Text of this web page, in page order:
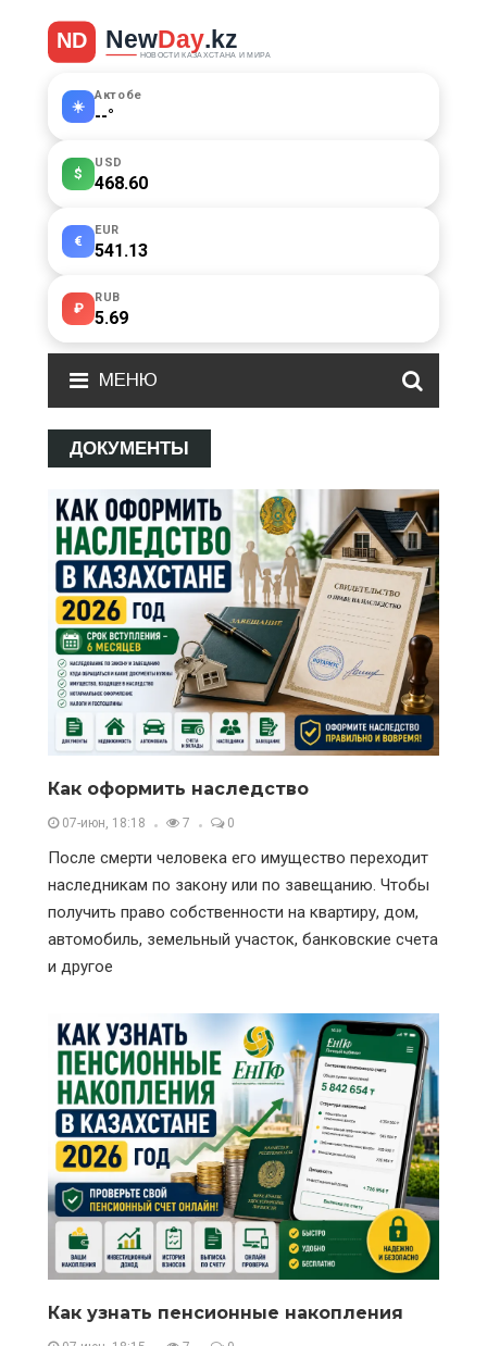
☀️
Актобе
--°
$
USD
468.60
€
EUR
541.13
₽
RUB
5.69
МЕНЮ
ДОКУМЕНТЫ
Как оформить наследство
07-июн, 18:18 7 0
После смерти человека его имущество переходит
наследникам по закону или по завещанию. Чтобы
получить право собственности на квартиру, дом,
автомобиль, земельный участок, банковские счета
и другое
Как узнать пенсионные накопления